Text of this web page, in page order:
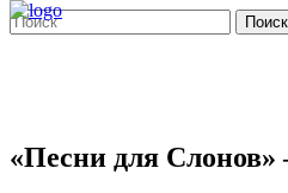
Поиск
«Песни для